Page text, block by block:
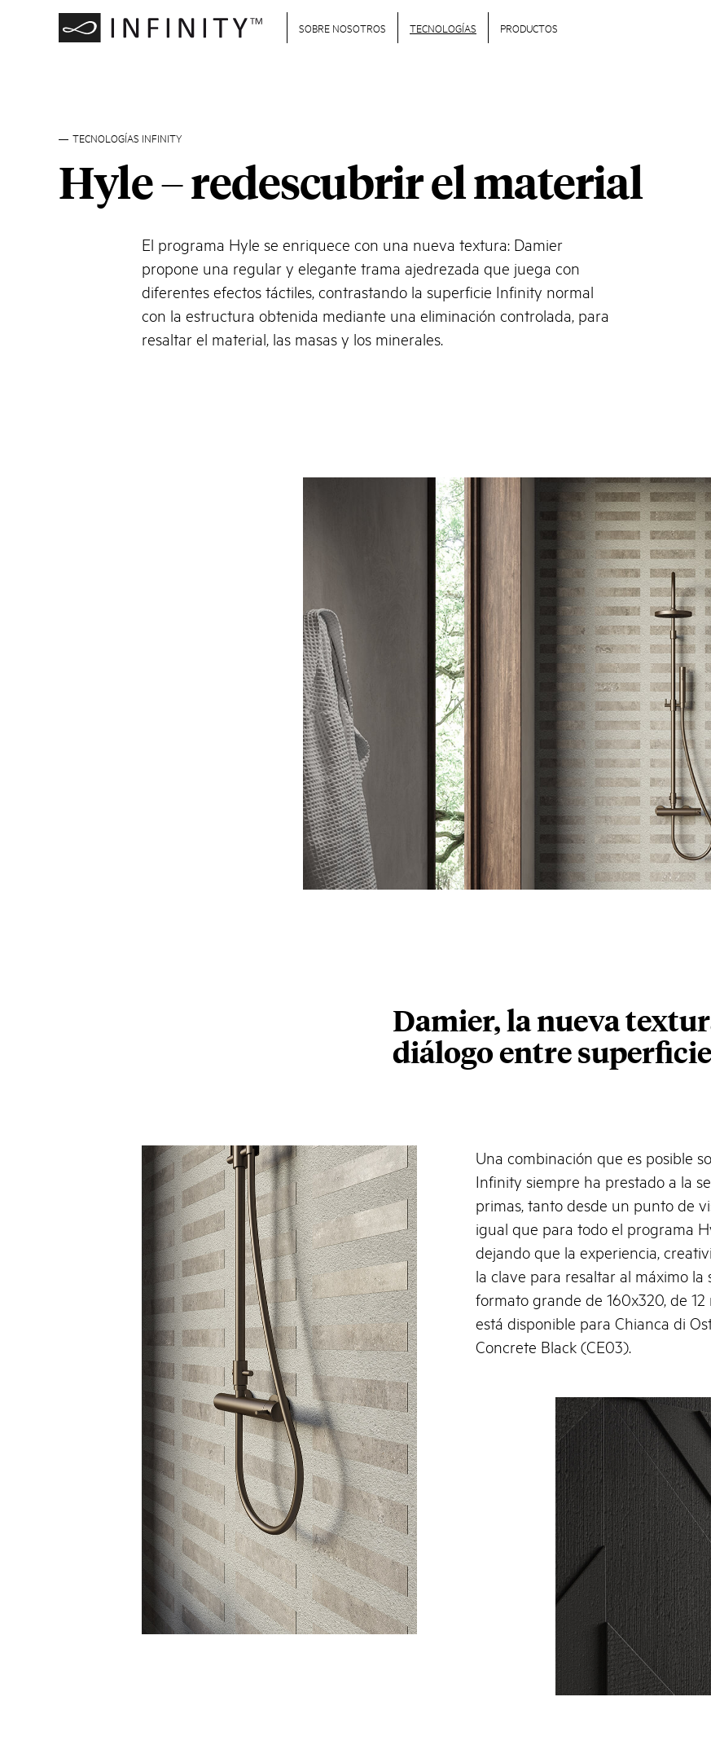
SOBRE NOSOTROS TECNOLOGÍAS PRODUCTOS
TECNOLOGÍAS INFINITY
Hyle – redescubrir el material
El programa Hyle se enriquece con una nueva textura: Damier
propone una regular y elegante trama ajedrezada que juega con
diferentes efectos táctiles, contrastando la superficie Infinity normal
con la estructura obtenida mediante una eliminación controlada, para
resaltar el material, las masas y los minerales.
Damier, la nueva
diálogo entre
Una combinación que es posible
Infinity siempre ha prestado a la
primas, tanto desde un punto de
igual que para todo el programa
dejando que la experiencia,
la clave para resaltar al máximo la
formato grande de 160x320, de
está disponible para Chianca di
Concrete Black (CE03).